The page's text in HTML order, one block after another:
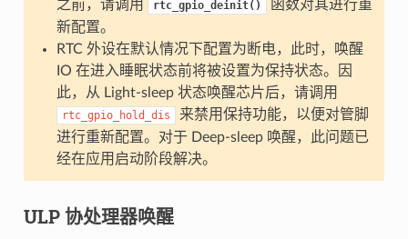
之前，请调用 rtc_gpio_deinit()
函数对其进行重
新配置。
RTC 外设在默认情况下配置为断电，此时，唤醒
IO 在进入睡眠状态前将被设置为保持状态。因
此，从 Light-sleep 状态唤醒芯片后，请调用
rtc_gpio_hold_dis
来禁用保持功能，以便对管脚
进行重新配置。对于 Deep-sleep 唤醒，此问题已
经在应用启动阶段解决。
ULP 协处理器唤醒